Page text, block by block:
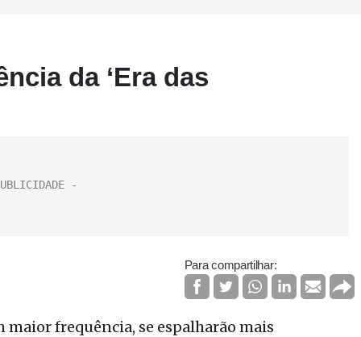
da ‘Era das
Para compartilhar:
frequência, se espalharão mais